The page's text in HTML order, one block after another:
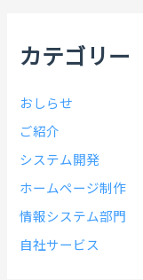
カテゴリー
おしらせ
ご紹介
システム開発
ホームページ制作
情報システム部門
自社サービス